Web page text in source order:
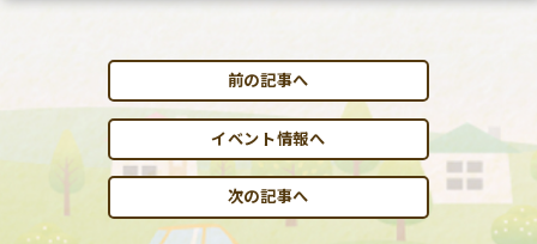
前の記事へ
イベント情報へ
次の記事へ